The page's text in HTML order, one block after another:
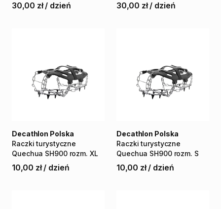
30,00 zł / dzień 30,00 zł / dzień
Raczki turystyczne
Quechua SH900 rozm. XL
Decathlon Polska
10,00 zł / dzień
Raczki turystyczne
Quechua SH900 rozm. S
Decathlon Polska
10,00 zł / dzień